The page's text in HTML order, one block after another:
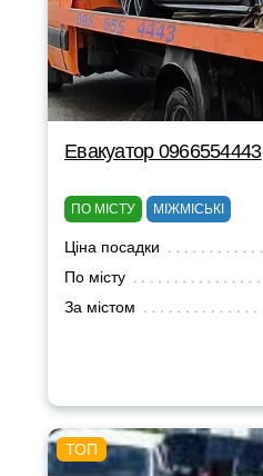
Евакуатор 0966554443
ПО МІСТУ МІЖМІСЬКІ
Ціна посадки
По місту
За містом